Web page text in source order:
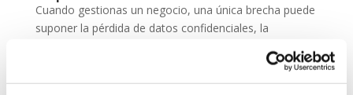
Cuando gestionas un negocio, una única brecha puede
suponer la pérdida de datos confidenciales, la
protección antivirusno
puede ser una opción, sino una inversión